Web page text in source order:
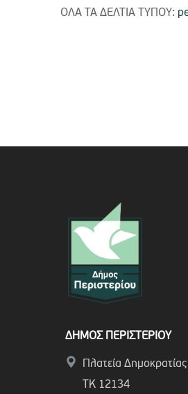
ΟΛΑ ΤΑ ΔΕΛΤΙΑ ΤΥΠΟΥ:
ΔΗΜΟΣ ΠΕΡΙΣΤΕΡΙΟΥ
Πλατεία
ΤΚ 12134